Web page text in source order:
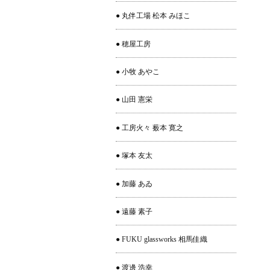
● 丸伴工場 松本 みほこ
● 穂屋工房
● 小牧 あやこ
● 山田 憲栄
● 工房火々 薮本 寛之
● 塚本 友太
● 加藤 あゐ
● 遠藤 素子
● FUKU glassworks 相馬佳織
● 渡邊 浩幸